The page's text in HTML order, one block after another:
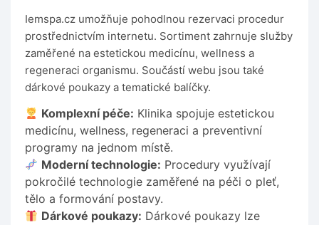
Iemspa.cz umožňuje pohodlnou rezervaci procedur
prostřednictvím internetu. Sortiment zahrnuje služby
zaměřené na estetickou medicínu, wellness a
regeneraci organismu. Součástí webu jsou také
dárkové poukazy a tematické balíčky.
Komplexní péče: Klinika spojuje estetickou
medicínu, wellness, regeneraci a preventivní
programy na jednom místě.
Moderní technologie: Procedury využívají
pokročilé technologie zaměřené na péči o pleť,
tělo a formování postavy.
Dárkové poukazy: Dárkové poukazy lze